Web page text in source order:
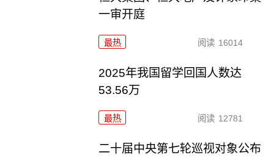
一审开庭
最热 阅读 16014
2025年我国留学回国人数达
53.56万
最热 阅读 12781
二十届中央第七轮巡视对象公布